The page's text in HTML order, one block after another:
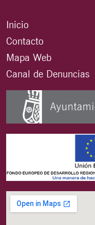
Inicio
Contacto
Mapa Web
Canal de Denuncias